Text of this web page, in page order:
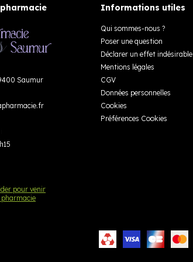
Saumur
pour venir
Informations utiles
Qui sommes-nous ?
Poser une question
Déclarer un effet indésirable
Mentions légales
CGV
Données personnelles
Cookies
Préférences Cookies